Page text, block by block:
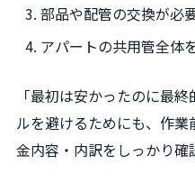
部品や配管の交換が必
アパートの共用管全体
「最初は安かったのに最
ルを避けるためにも、作
金内容・内訳をしっかり確